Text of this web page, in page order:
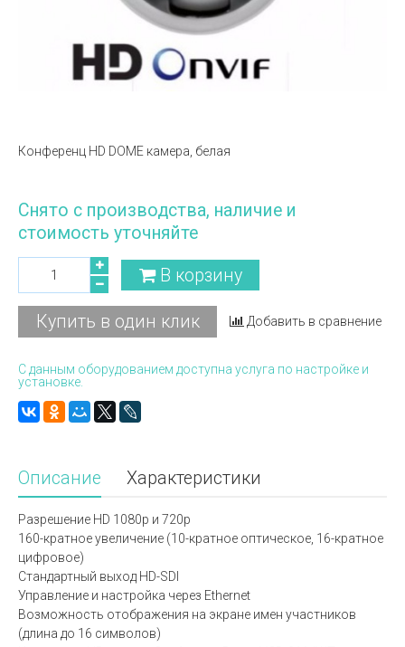
Конференц HD DOME камера, белая
Снято с производства, наличие и
стоимость уточняйте
В корзину
Купить в один клик Добавить в сравнение
С данным оборудованием доступна услуга по настройке и
установке.
Описание Характеристики
Разрешение HD 1080p и 720p
160-кратное увеличение (10-кратное оптическое, 16-кратное
цифровое)
Стандартный выход HD-SDI
Управление и настройка через Ethernet
Возможность отображения на экране имен участников
(длина до 16 символов)